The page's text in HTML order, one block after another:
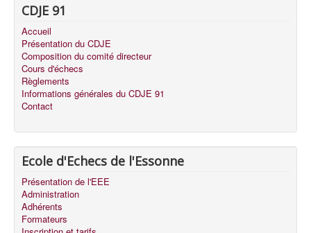
CDJE 91
Accueil
Présentation du CDJE
Composition du comité directeur
Cours d'échecs
Règlements
Informations générales du CDJE 91
Contact
Ecole d'Echecs de l'Essonne
Présentation de l'EEE
Administration
Adhérents
Formateurs